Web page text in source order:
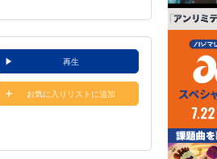
再生
お気に入りリストに追加